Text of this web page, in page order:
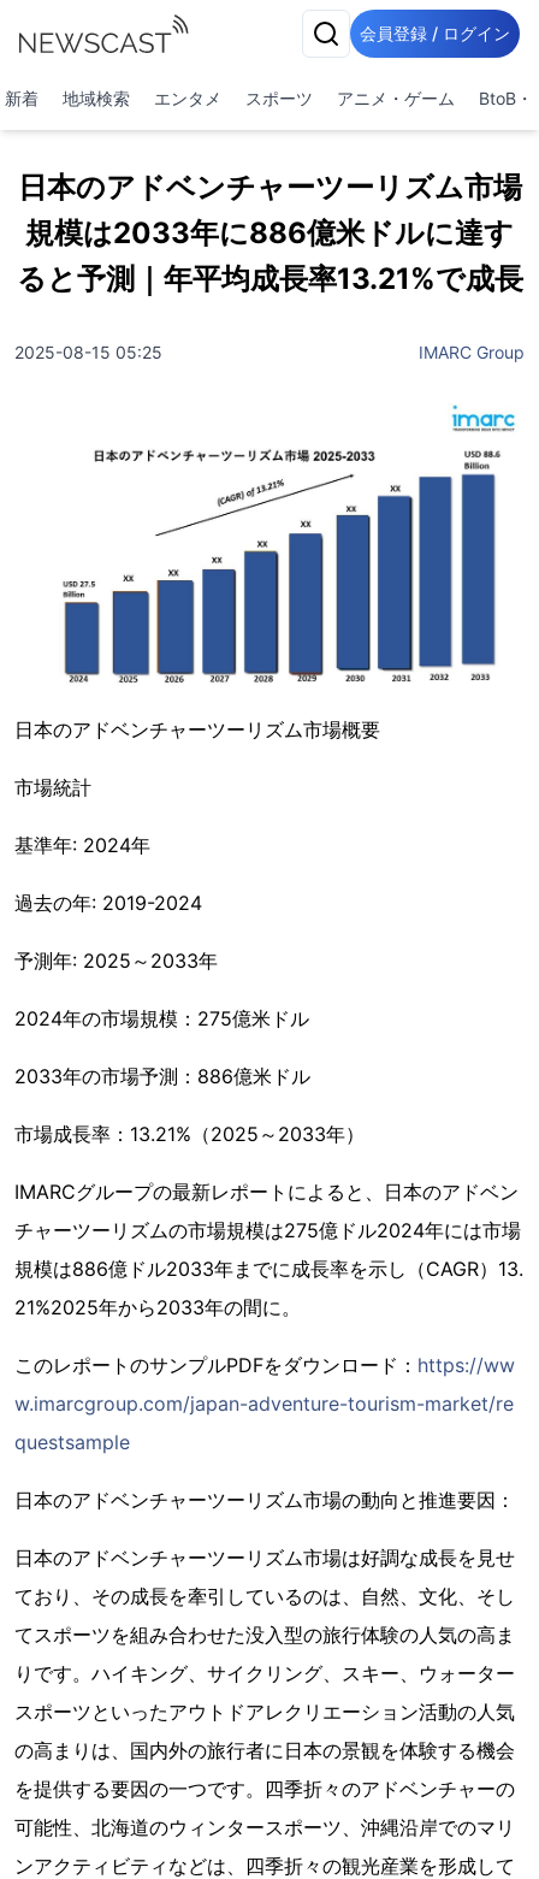
会員登録 / ログイン
新着 地域検索 エンタメ スポーツ アニメ・ゲーム BtoB・
日本のアドベンチャーツーリズム市場
規模は2033年に886億米ドルに達す
ると予測｜年平均成長率13.21%で成長
2025-08-15 05:25 IMARC Group
日本のアドベンチャーツーリズム市場概要
市場統計
基準年: 2024年
過去の年: 2019-2024
予測年: 2025～2033年
2024年の市場規模：275億米ドル
2033年の市場予測：886億米ドル
市場成長率：13.21%（2025～2033年）
IMARCグループの最新レポートによると、日本のアドベン
チャーツーリズムの市場規模は275億ドル2024年には市場
規模は886億ドル2033年までに成長率を示し（CAGR）13.
21%2025年から2033年の間に。
このレポートのサンプルPDFをダウンロード： https://ww
w.imarcgroup.com/japan-adventure-tourism-market/re
questsample
日本のアドベンチャーツーリズム市場の動向と推進要因：
日本のアドベンチャーツーリズム市場は好調な成長を見せ
ており、その成長を牽引しているのは、自然、文化、そし
てスポーツを組み合わせた没入型の旅行体験の人気の高ま
りです。ハイキング、サイクリング、スキー、ウォーター
スポーツといったアウトドアレクリエーション活動の人気
の高まりは、国内外の旅行者に日本の景観を体験する機会
を提供する要因の一つです。四季折々のアドベンチャーの
可能性、北海道のウィンタースポーツ、沖縄沿岸でのマリ
ンアクティビティなどは、四季折々の観光産業を形成して